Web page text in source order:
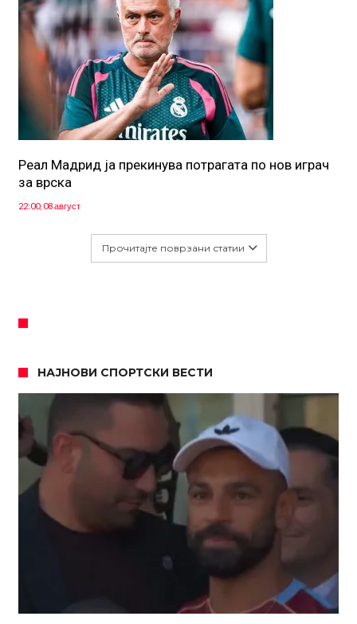
Реал Мадрид ја прекинува потрагата по нов играч
за врска
22:00, 08 август
Прочитајте поврзани статии
НАЈНОВИ СПОРТСКИ ВЕСТИ